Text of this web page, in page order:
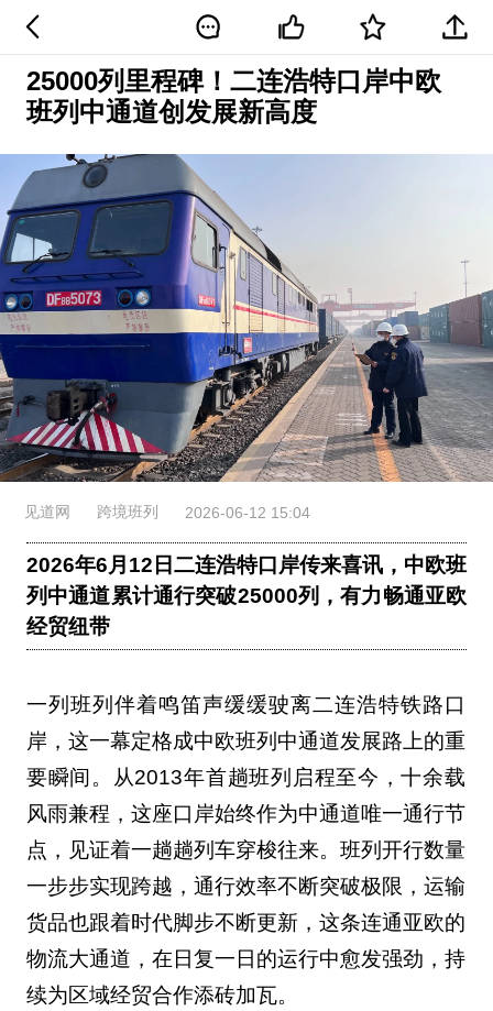
25000列里程碑！二连浩特口岸中欧
班列中通道创发展新高度
见道网 跨境班列 2026-06-12 15:04
2026年6月12日二连浩特口岸传来喜讯，中欧班
列中通道累计通行突破25000列，有力畅通亚欧
经贸纽带
一列班列伴着鸣笛声缓缓驶离二连浩特铁路口
岸，这一幕定格成中欧班列中通道发展路上的重
要瞬间。从2013年首趟班列启程至今，十余载
风雨兼程，这座口岸始终作为中通道唯一通行节
点，见证着一趟趟列车穿梭往来。班列开行数量
一步步实现跨越，通行效率不断突破极限，运输
货品也跟着时代脚步不断更新，这条连通亚欧的
物流大通道，在日复一日的运行中愈发强劲，持
续为区域经贸合作添砖加瓦。